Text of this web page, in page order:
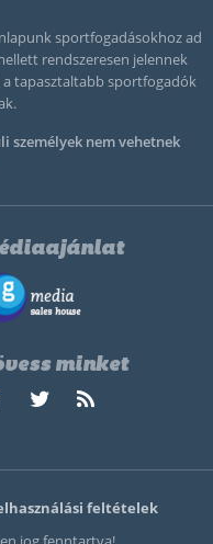
sportfogadásokhoz ad
rendszeresen jelennek
tapasztaltabb sportfogadók
személyek nem vehetnek
minket
feltételek